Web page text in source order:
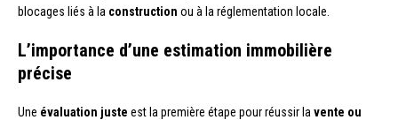
blocages liés à la construction ou à la réglementation locale.
L’importance d’une estimation immobilière
précise
Une évaluation juste est la première étape pour réussir la vente ou